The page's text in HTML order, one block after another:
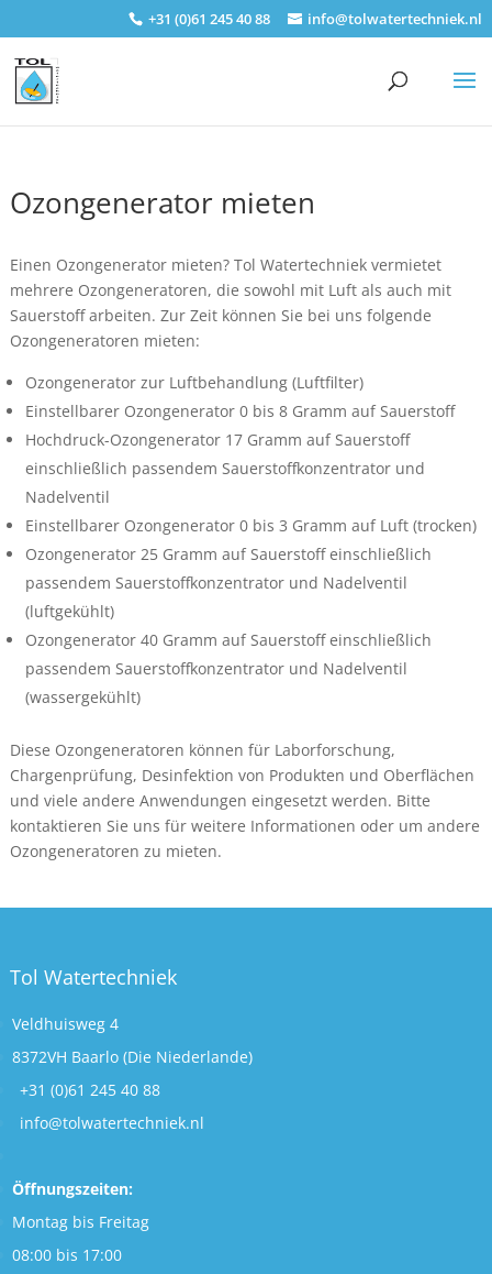
+31 (0)61 245 40 88 info@tolwatertechniek.nl
Ozongenerator mieten
Einen Ozongenerator mieten? Tol Watertechniek vermietet
mehrere Ozongeneratoren, die sowohl mit Luft als auch mit
Sauerstoff arbeiten. Zur Zeit können Sie bei uns folgende
Ozongeneratoren mieten:
Ozongenerator zur Luftbehandlung (Luftfilter)
Einstellbarer Ozongenerator 0 bis 8 Gramm auf Sauerstoff
Hochdruck-Ozongenerator 17 Gramm auf Sauerstoff
einschließlich passendem Sauerstoffkonzentrator und
Nadelventil
Einstellbarer Ozongenerator 0 bis 3 Gramm auf Luft (trocken)
Ozongenerator 25 Gramm auf Sauerstoff einschließlich
passendem Sauerstoffkonzentrator und Nadelventil
(luftgekühlt)
Ozongenerator 40 Gramm auf Sauerstoff einschließlich
passendem Sauerstoffkonzentrator und Nadelventil
(wassergekühlt)
Diese Ozongeneratoren können für Laborforschung,
Chargenprüfung, Desinfektion von Produkten und Oberflächen
und viele andere Anwendungen eingesetzt werden. Bitte
kontaktieren Sie uns für weitere Informationen oder um andere
Ozongeneratoren zu mieten.
Tol Watertechniek
Veldhuisweg 4
8372VH Baarlo (Die Niederlande)
+31 (0)61 245 40 88
info@tolwatertechniek.nl
Öffnungszeiten:
Montag bis Freitag
08:00 bis 17:00